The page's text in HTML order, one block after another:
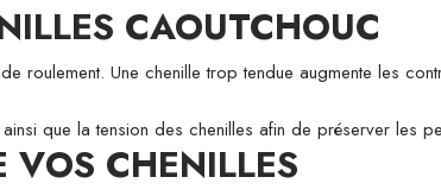
CAOUTCHOUC
roulement. Une chenille trop tendue augmente les
que la tension des chenilles afin de préserver les
VOS CHENILLES